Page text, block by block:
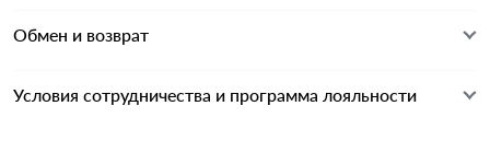
Обмен и возврат
Условия сотрудничества и программа лояльности